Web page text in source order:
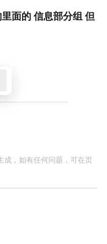
面的 信息部分组 但
成，如有任何问题，可在页